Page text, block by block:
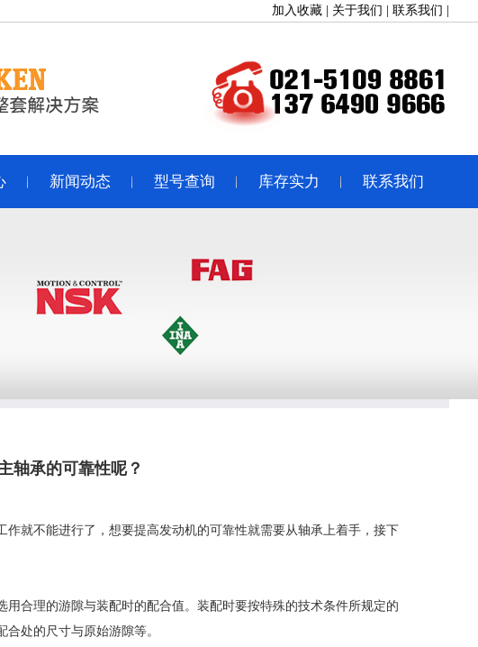
加入收藏 关于我们 联系我们
新闻动态 型号查询 库存实力 联系我们
轴承的可靠性呢？
就不能进行了，想要提高发动机的可靠性就需要从轴承上着手，接下
合理的游隙与装配时的配合值。装配时要按特殊的技术条件所规定的
处的尺寸与原始游隙等。